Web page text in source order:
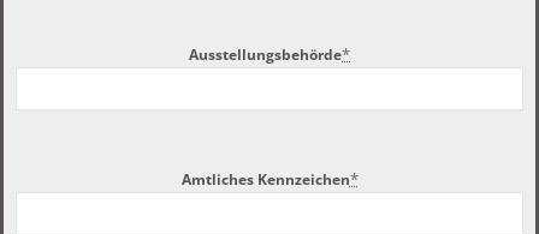
Ausstellungsbehörde*
Amtliches Kennzeichen*